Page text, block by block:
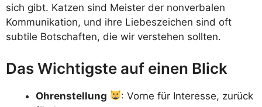
sich gibt. Katzen sind Meister der nonverbalen
Kommunikation, und ihre Liebeszeichen sind oft
subtile Botschaften, die wir verstehen sollten.
Das Wichtigste auf einen Blick
Ohrenstellung
: Vorne für Interesse, zurück